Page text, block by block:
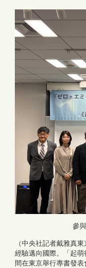
參
（中央社記者戴雅真
經驗邁向國際。「起
間在東京舉行專書發